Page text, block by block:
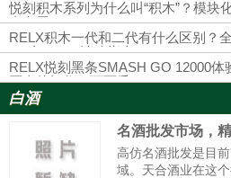
悦刻积木系列为什么叫“积木”？模块
真有用？
RELX积木一代和二代有什么区别？
000与22000选购指南
RELX悦刻黑条SMASH GO 12000体
否真的扛住一万两千口？
白酒
名酒批发市场，
高仿名酒批发是目
域。天合酒业在这